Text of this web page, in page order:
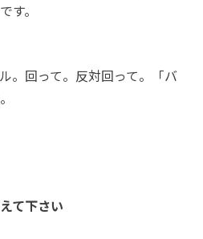
す。
。回って。反対回って。「バ
て下さい